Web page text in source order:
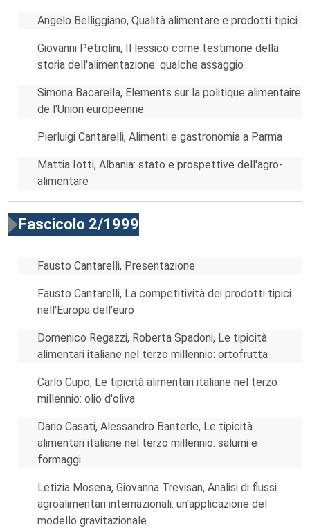
Angelo Belliggiano, Qualità alimentare e prodotti tipici
Giovanni Petrolini, Il lessico come testimone della
storia dell'alimentazione: qualche assaggio
Simona Bacarella, Elements sur la politique alimentaire
de l'Union europeenne
Pierluigi Cantarelli, Alimenti e gastronomia a Parma
Mattia Iotti, Albania: stato e prospettive dell'agro-
alimentare
Fascicolo 2/1999
Fausto Cantarelli, Presentazione
Fausto Cantarelli, La competitività dei prodotti tipici
nell'Europa dell'euro
Domenico Regazzi, Roberta Spadoni, Le tipicità
alimentari italiane nel terzo millennio: ortofrutta
Carlo Cupo, Le tipicità alimentari italiane nel terzo
millennio: olio d'oliva
Dario Casati, Alessandro Banterle, Le tipicità
alimentari italiane nel terzo millennio: salumi e
formaggi
Letizia Mosena, Giovanna Trevisan, Analisi di flussi
agroalimentari internazionali: un'applicazione del
modello gravitazionale